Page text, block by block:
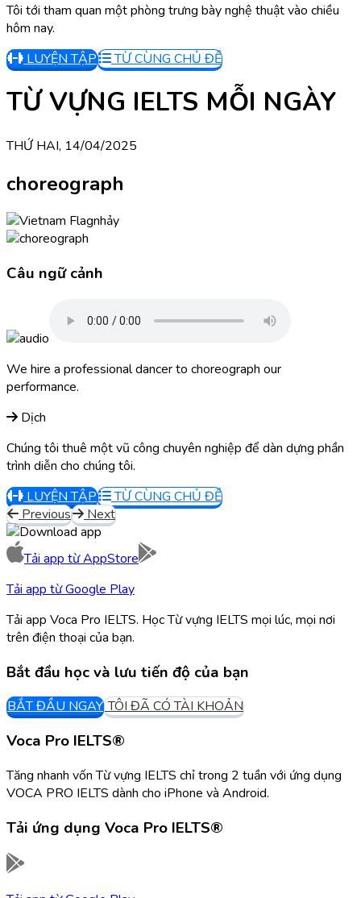
Tôi tới tham quan một phòng trưng bày nghệ thuật vào chiều
hôm nay.
LUYỆN TẬP
TỪ CÙNG CHỦ ĐỀ
TỪ VỰNG IELTS MỖI NGÀY
THỨ HAI, 14/04/2025
choreograph
nhảy
Câu ngữ cảnh
We hire a professional dancer to choreograph our
performance.
Dịch
Chúng tôi thuê một vũ công chuyên nghiệp để dàn dựng phần
trình diễn cho chúng tôi.
LUYỆN TẬP
TỪ CÙNG CHỦ ĐỀ
Previous
Next
Tải app từAppStore
Tải app từGoogle Play
Tải app Voca Pro IELTS. Học Từ vựng IELTS mọi lúc, mọi nơi
trên điện thoại của bạn.
Bắt đầu học và lưu tiến độ của bạn
BẮT ĐẦU NGAY TÔI ĐÃ CÓ TÀI KHOẢN
Voca Pro IELTS®
Tăng nhanh vốn Từ vựng IELTS chỉ trong 2 tuần với ứng dụng
VOCA PRO IELTS dành cho iPhone và Android.
Tải ứng dụng Voca Pro IELTS®